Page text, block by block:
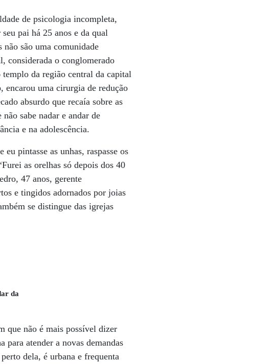
de psicologia incompleta,
pai há 25 anos e da qual
são uma comunidade
considerada o conglomerado
da região central da capital
encarou uma cirurgia de redução
absurdo que recaía sobre as
sabe nadar e andar de
e na adolescência.
pintasse as unhas, raspasse os
as orelhas só depois dos 40
47 anos, gerente
e tingidos adornados por joias
se distingue das igrejas
da
que não é mais possível dizer
para atender a novas demandas
dela, é urbana e frequenta